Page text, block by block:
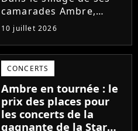
avis !
camarades Ambre,
Bastiaan ou Melissa,
Victor Aupecle lance
son projet musical ce
vendredi 10 juillet avec
la parution du single Je
fais de mon mieux. Le
demi-finaliste...
10 juillet 2026
CONCERTS
Ambre en tournée : le
prix des places pour
les concerts de la
gagnante de la Star